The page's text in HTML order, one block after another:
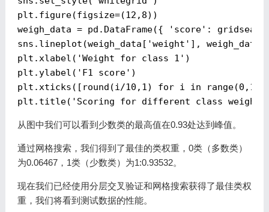
plt.figure(figsize=(12 , 8))
weigh_data = pd.DataFrame({
'score' :
sns.lineplot(weigh_data[ 'weight' ], weigh_data[
plt.xlabel( 'Weight for class 1' )
plt.ylabel( 'F1 score' )
plt.xticks([round(i/10 , 1) for i in range(0 , 11
plt.title( 'Scoring for different class
从图中我们可以看到少数类的最高值在0.93处达到峰值。
通过网格搜索，我们得到了最佳的类权重，0类（多数类）
为0.06467，1类（少数类）为1:0.93532。
现在我们已经使用分层交叉验证和网格搜索获得了最佳类权
重，我们将看到测试数据的性能。